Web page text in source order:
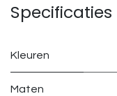
Specificaties
Kleuren
Maten